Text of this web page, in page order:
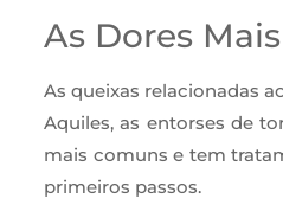
As Dores
As queixas relacionadas
Aquiles, as entorses de
mais comuns e tem
primeiros passos.